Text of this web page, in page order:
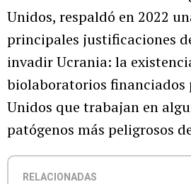
Unidos, respaldó en 2022
principales justificaciones
invadir Ucrania: la
biolaboratorios financiados
Unidos que trabajan en
patógenos más peligrosos
RELACIONADAS